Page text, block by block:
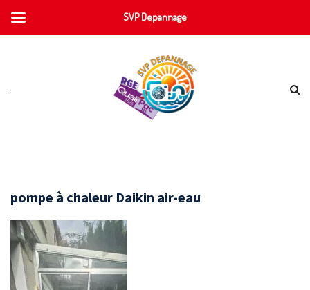
pompe à chaleur Daikin air-eau
SVP Depannage